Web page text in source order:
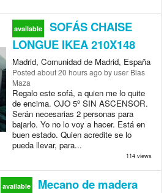
available
SOFÁS CHAISE
LONGUE IKEA 210X148
Madrid, Comunidad de Madrid, España
Posted about 20 hours ago by user Blas
Maza
Regalo este sofá, a quien me lo quite
de encima. OJO 5º SIN ASCENSOR.
Serán necesarias 2 personas para
bajarlo. Yo no lo voy a hacer. Está en
buen estado. Quien acredite se lo
pueda llevar, para...
114 views
available Mecano de madera